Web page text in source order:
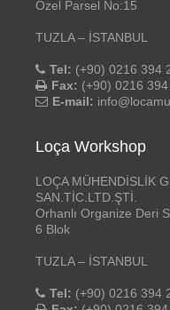
Özel Parsel No:15
TUZLA – İSTANBUL
Tel: (+90) 0216 394
Fax: (+90) 0216
E-mail:
Loça Workshop
LOÇA MÜHENDİSLİK
SAN.TİC.LTD.ŞTİ.
Orhanlı Organize Deri
6 Blok
TUZLA – İSTANBUL
Tel: (+90) 0216 394